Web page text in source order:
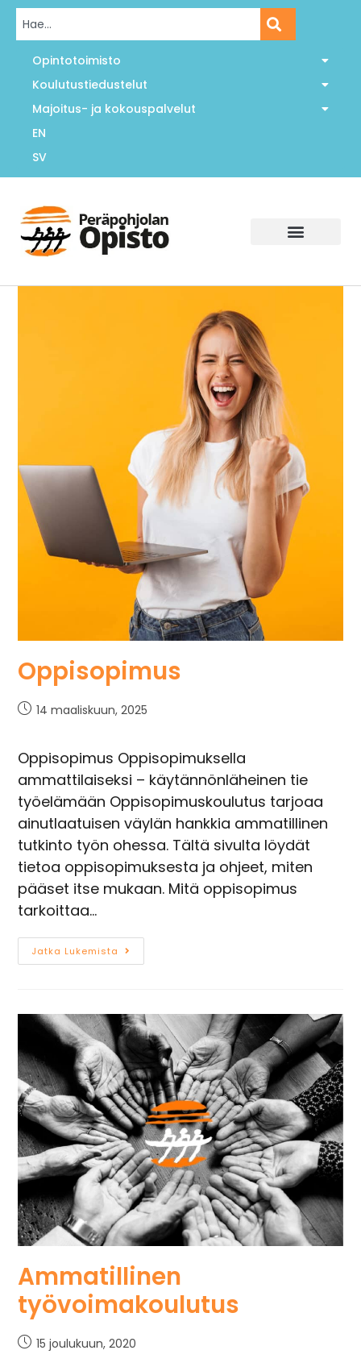
Opintotoimisto
Koulutustiedustelut
Majoitus- ja kokouspalvelut
EN
SV
Oppisopimus
14 maaliskuun, 2025
Oppisopimus Oppisopimuksella
ammattilaiseksi – käytännönläheinen tie
työelämään Oppisopimuskoulutus tarjoaa
ainutlaatuisen väylän hankkia ammatillinen
tutkinto työn ohessa. Tältä sivulta löydät
tietoa oppisopimuksesta ja ohjeet, miten
pääset itse mukaan. Mitä oppisopimus
tarkoittaa…
Jatka Lukemista
Ammatillinen
työvoimakoulutus
15 joulukuun, 2020